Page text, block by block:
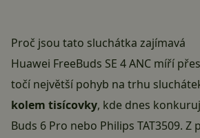
Proč jsou tato sluchátka zajímavá
Huawei FreeBuds SE 4 ANC míří
točí největší pohyb na trhu
kolem tisícovky, kde dnes
Buds 6 Pro nebo Philips TAT3509. Z